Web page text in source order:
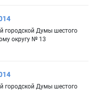
городской Думы шестого
округу № 13
городской Думы шестого